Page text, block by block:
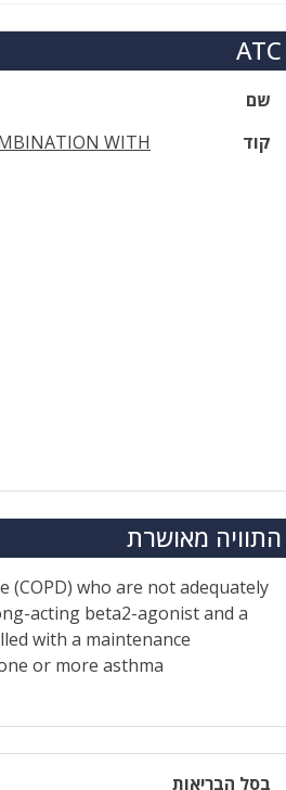
ATC
שם
קוד
WITH
התוויה מאושרת
who are not adequately
acting beta2-agonist and a
with a maintenance
or more asthma
בסל הבריאות